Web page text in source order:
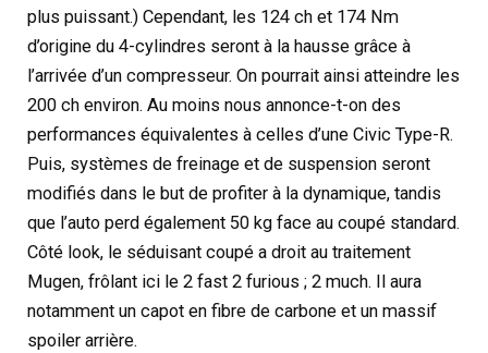
plus puissant.) Cependant, les 124 ch et 174 Nm
d’origine du 4-cylindres seront à la hausse grâce à
l’arrivée d’un compresseur. On pourrait ainsi atteindre les
200 ch environ. Au moins nous annonce-t-on des
performances équivalentes à celles d’une Civic Type-R.
Puis, systèmes de freinage et de suspension seront
modifiés dans le but de profiter à la dynamique, tandis
que l’auto perd également 50 kg face au coupé standard.
Côté look, le séduisant coupé a droit au traitement
Mugen, frôlant ici le 2 fast 2 furious ; 2 much. Il aura
notamment un capot en fibre de carbone et un massif
spoiler arrière.